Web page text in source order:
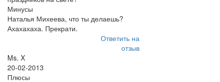
Минусы
Наталья Михеева, что ты делаешь?
Ахахахаха. Прекрати.
Ответить на
отзыв
Ms. X
20-02-2013
Плюсы